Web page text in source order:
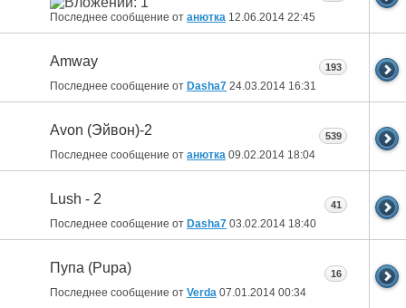
Последнее сообщение от анютка 12.06.2014 22:45
Amway
Последнее сообщение от Dasha7 24.03.2014 16:31
193
Avon (Эйвон)-2
Последнее сообщение от анютка 09.02.2014 18:04
539
Lush - 2
Последнее сообщение от Dasha7 03.02.2014 18:40
41
Пупа (Pupa)
Последнее сообщение от Verda 07.01.2014 00:34
16